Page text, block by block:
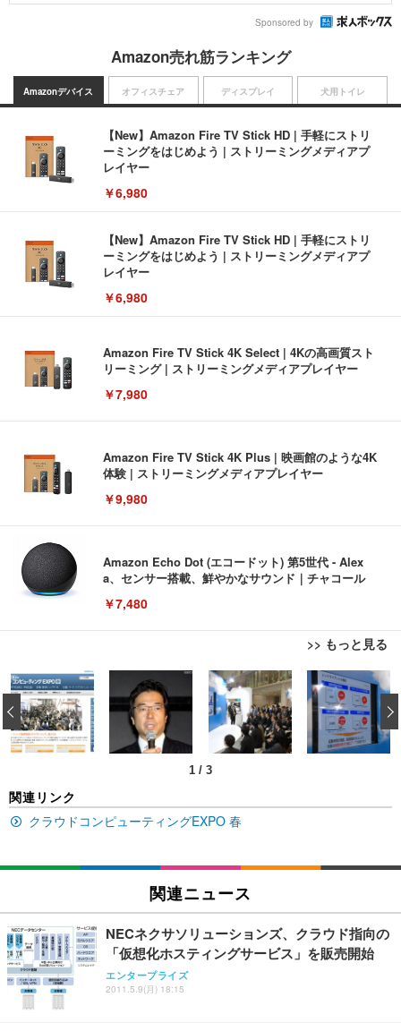
Sponsored by
Amazon売れ筋ランキング
Amazonデバイス
【New】Amazon Fire TV Stick HD | 手軽にストリ
ーミングをはじめよう | ストリーミングメディアプ
レイヤー
￥6,980
【New】Amazon Fire TV Stick HD | 手軽にストリ
ーミングをはじめよう | ストリーミングメディアプ
レイヤー
￥6,980
Amazon Fire TV Stick 4K Select | 4Kの高画質スト
リーミング | ストリーミングメディアプレイヤー
￥7,980
Amazon Fire TV Stick 4K Plus | 映画館のような4K
体験 | ストリーミングメディアプレイヤー
￥9,980
Amazon Echo Dot (エコードット) 第5世代 - Alex
a、センサー搭載、鮮やかなサウンド｜チャコール
￥7,480
>> もっと見る
オフィスチェア
[EdoErgo] オフィスチェア 椅子 テレワーク 疲れな
い 跳ね上げ式アームレスト コンパクト 約105度ロッ
キング pc 事務椅子 360度回転 座面昇降 強化ナイロ
ン樹脂ベース 通気性メッシュ 在宅ワーク H-WY01
(黒網+黒枠+黒足)
￥5,699
ュチェア 人間工学 疲れない ブラック
￥27,999
Sezlife オフィスチェア デスクチェア 疲れない テレ
ワーク チェア 強化バックレスト 30度ロッキング機
レスト 3Dヘッドレスト ハンガー付き 高反発クッシ
ョン PCチェア 通気性メッシュ ゲーミング/勉強/事
務用 おしゃれ パソコンチェア (ブラック)
￥7,680
Sezlife オフィスチェア デスクチェア 疲れない テレ
ディスプレイ
EIZO ビジネス向けプレミアムモニター | FlexScan
EV3240X-WT | 31.5型4K UHD・USB Type-C・ホワ
イト
￥105,595
イト
【純正品】27"ゲーミングモニター DualSense 充電
フック付き（CFI-ZDM1J）
￥49,979
【整備済み品】Dell E2724HS 27インチ 液晶モニタ
犬用トイレ
Amazonベーシック ペットシーツ 薄型 レギュラー 1
回使い捨て 無香料 ホワイト 300枚
￥3,373
x2袋(84枚) ホワイト(吸収面:ライトブルー)
￥3,234
ネオ・ルーライフ ネオ・オムツ L 中型犬用 26枚入
り 単品
￥1,800
Smart Basic(スマートベーシック) 【Amazon.co.jp
1 / 3
‹
関連リンク
クラウドコンピューティングEXPO 春
関連ニュース
NECネクサソリューションズ、クラウド指向の
「仮想化ホスティングサービス」を販売開始
エンタープライズ
2011.5.9(月) 18:15